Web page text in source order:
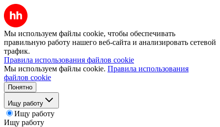
Мы используем файлы cookie, чтобы обеспечивать
правильную работу нашего веб-сайта и анализировать сетевой
трафик.
Правила использования файлов cookie
Мы используем файлы cookie. Правила использования
файлов cookie
Понятно
Ищу работу
Ищу работу
Ищу работу